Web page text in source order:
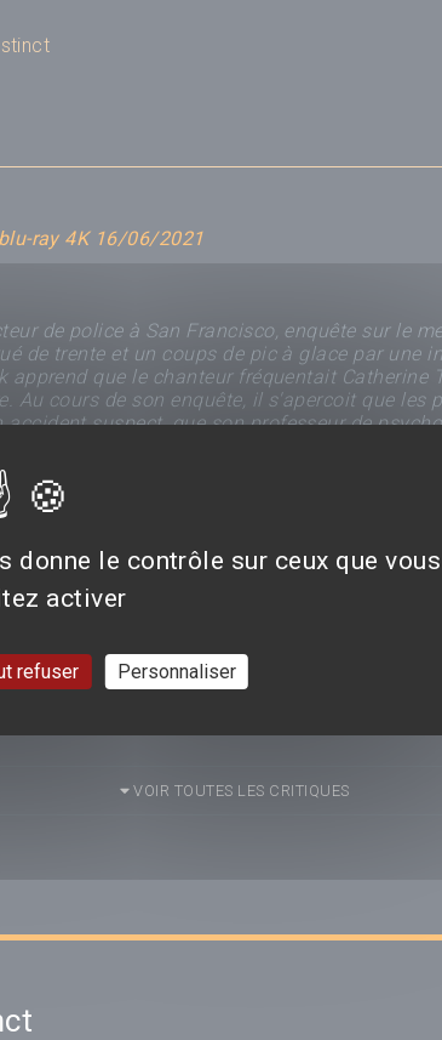
aux moins de 16 ans
ray 4K 16/06/2021
de police à San Francisco, enquête sur le
de trente et un coups de pic à glace par une
apprend que le chanteur fréquentait Catherine
Au cours de son enquête, il s'apercoit que les
suspect, que son professeur de
de pic à glace et qu'enfin, une de ses
et son mari.
BASIC INSTINCT Déposer un avis
le moment disponible.
VOIR TOUTES LES CRITIQUES
donne le contrôle sur ceux que vous
activer
refuser Personnaliser